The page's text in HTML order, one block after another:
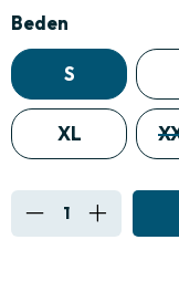
Beden
S
XL